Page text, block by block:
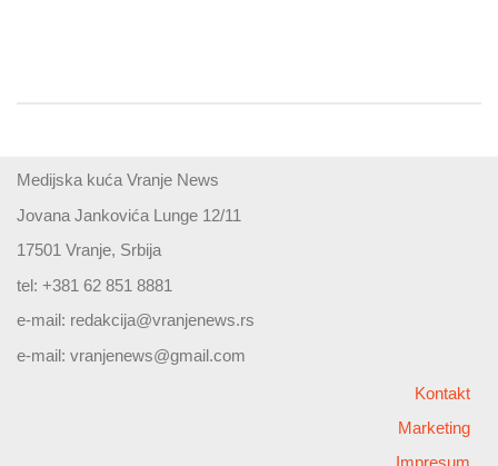
Medijska kuća Vranje News
Jovana Jankovića Lunge 12/11
17501 Vranje, Srbija
tel: +381 62 851 8881
e-mail: redakcija@vranjenews.rs
e-mail: vranjenews@gmail.com
Kontakt
Marketing
Impresum